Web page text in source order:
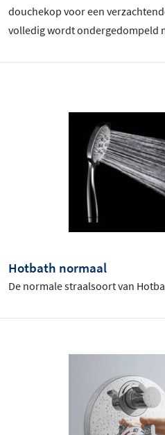
douchekop voor een
volledig wordt ondergedompeld
Hotbath normaal
De normale straalsoort van